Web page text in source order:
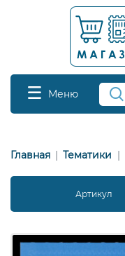
Меню
Главная Тематики
Артикул